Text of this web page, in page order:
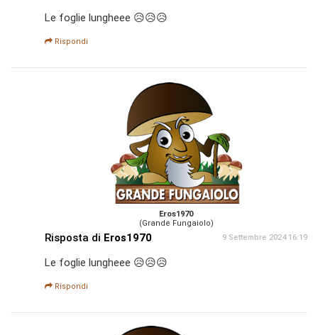
Le foglie lungheee 😥😥😥
Rispondi
Eros1970
(Grande Fungaiolo)
Risposta di Eros1970 9 Settembre 2024 16:19
Le foglie lungheee 😥😥😥
Rispondi